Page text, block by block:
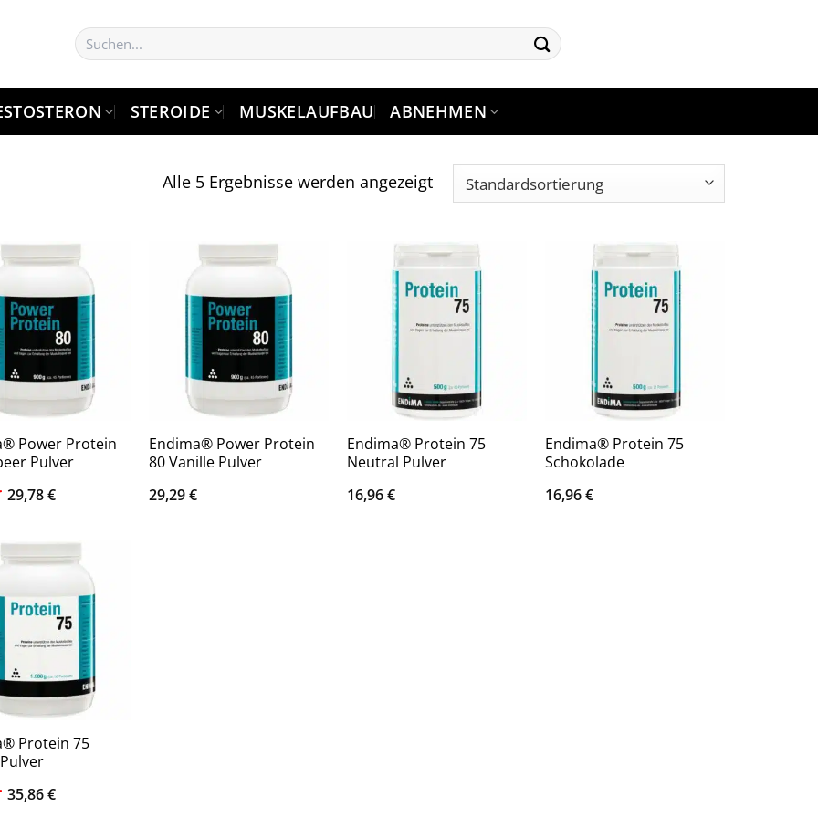
Suchen
nach:
STEROIDE MUSKELAUFBAU ABNEHMEN
Alle 5 Ergebnisse werden angezeigt
Power Protein
Pulver
Ursprünglicher
Preis
29,78€Aktueller
Endima® Power Protein
80 Vanille Pulver
29,29€
Endima® Protein 75
Neutral Pulver
16,96€
Endima® Protein 75
Schokolade
16,96€
Protein 75
Ursprünglicher
Preis
35,86€Aktueller